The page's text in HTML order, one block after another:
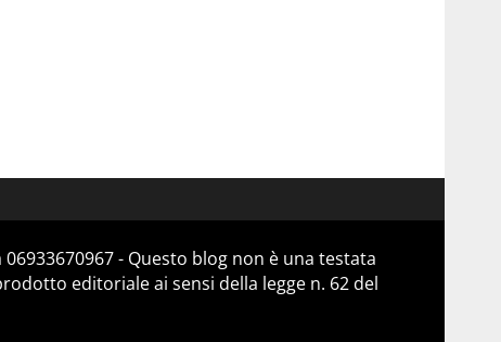
- Questo blog non è una testata
editoriale ai sensi della legge n. 62 del